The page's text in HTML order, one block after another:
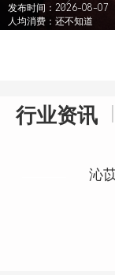
发布时间：2026-08-07
人均消费：还不知道
行业资讯
沁